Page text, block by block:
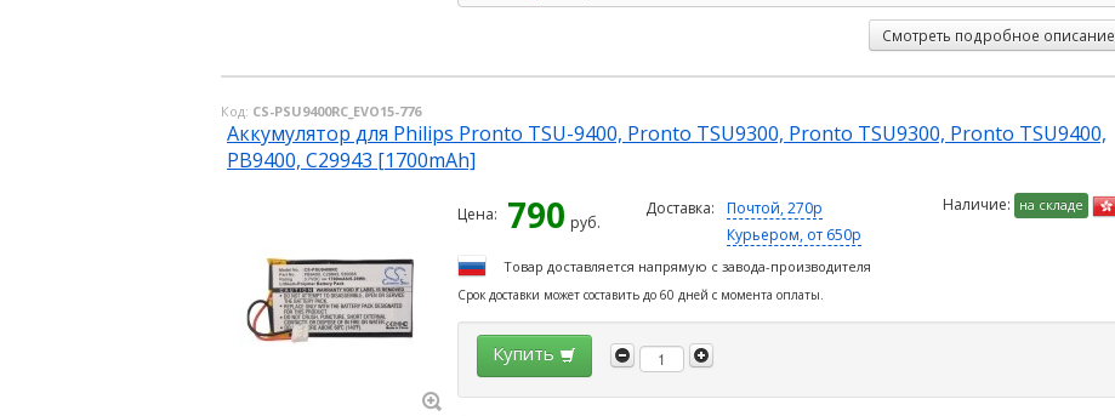
Смотреть подробное описание
Код: CS-PSU9400RC_EVO15-776
Аккумулятор для Philips Pronto TSU-9400, Pronto TSU9300, Pronto TSU9300, Pronto TSU9400,
PB9400, C29943 [1700mAh]
Цена: 790 руб.
Доставка:
Почтой, 270р
Курьером, от 650р
Наличие: на складе
Товар доставляется напрямую с завода-производителя
Срок доставки может составить до 60 дней с момента оплаты.
Купить